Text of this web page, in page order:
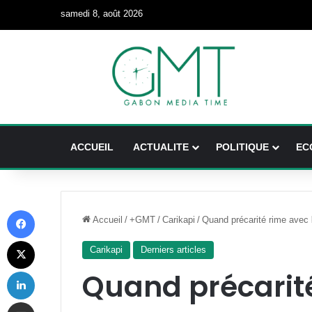
samedi 8, août 2026
ACCUEIL ACTUALITE POLITIQUE
Accueil / +GMT / Carikapi / Quand précarité rime avec
Carikapi Derniers articles
Quand